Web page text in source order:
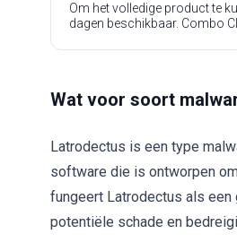
Om het volledige product te
dagen beschikbaar. Combo
Wat voor soort
Latrodectus is een type
software die is ontworpen
fungeert Latrodectus als
potentiële schade en